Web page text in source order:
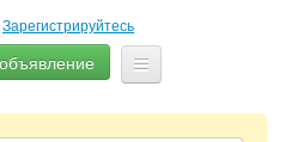
Зарегистрируйтесь